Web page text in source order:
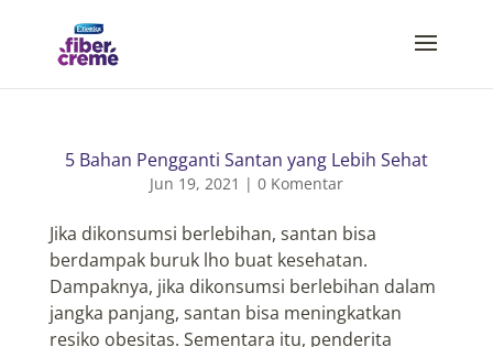
5 Bahan Pengganti Santan yang Lebih Sehat
Jun 19, 2021 | 0 Komentar
Jika dikonsumsi berlebihan, santan bisa
berdampak buruk lho buat kesehatan.
Dampaknya, jika dikonsumsi berlebihan dalam
jangka panjang, santan bisa meningkatkan
resiko obesitas. Sementara itu, penderita